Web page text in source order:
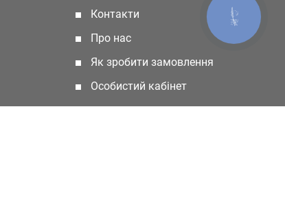
Контакти
Про нас
Як зробити замовлення
Особистий кабінет
КНОПКА
ЗВ'ЯЗКУ